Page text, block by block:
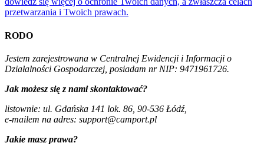
przetwarzania i Twoich prawach.
RODO
Jestem zarejestrowana w Centralnej Ewidencji i Informacji o
Działalności Gospodarczej, posiadam nr NIP: 9471961726.
Jak możesz się z nami skontaktować?
listownie: ul. Gdańska 141 lok. 86, 90-536 Łódź,
e-mailem na adres: support@camport.pl
Jakie masz prawa?